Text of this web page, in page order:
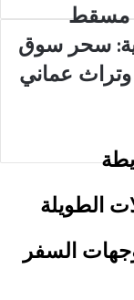
مسقط
سحر سوق
عماني
الطويلة
السفر